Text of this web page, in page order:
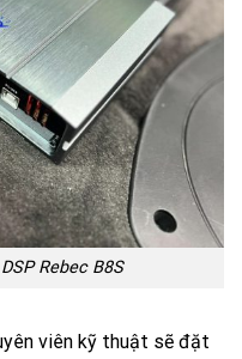
Rebec B8S
viên kỹ thuật sẽ đặt